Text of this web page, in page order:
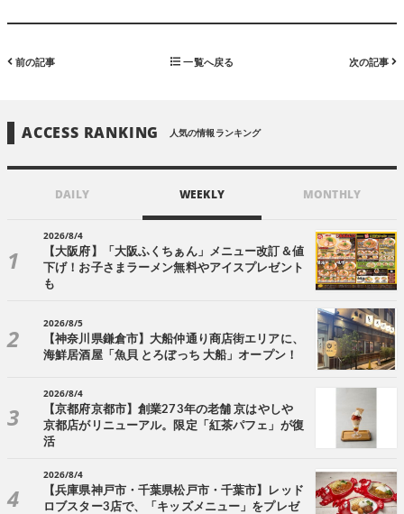
前の記事 一覧へ戻る 次の記事
ACCESS RANKING 人気の情報ランキング
DAILY WEEKLY MONTHLY
2026/8/4
【大阪府】「大阪ふくちぁん」メニュー改訂＆値
下げ！お子さまラーメン無料やアイスプレゼント
も
2026/8/5
【神奈川県鎌倉市】大船仲通り商店街エリアに、
海鮮居酒屋「魚貝 とろぼっち 大船」オープン！
2026/8/4
【京都府京都市】創業273年の老舗 京はやしや
京都店がリニューアル。限定「紅茶パフェ」が復
活
2026/8/4
【兵庫県神戸市・千葉県松戸市・千葉市】レッド
ロブスター3店で、「キッズメニュー」をプレゼ